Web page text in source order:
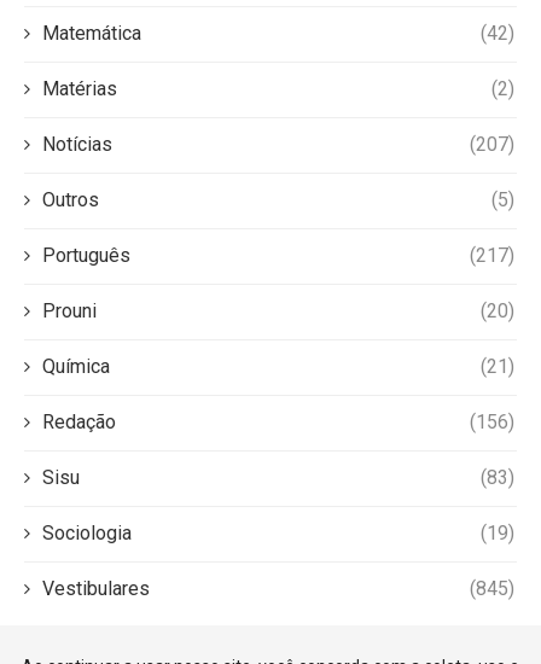
Matemática (42)
Matérias (2)
Notícias (207)
Outros (5)
Português (217)
Prouni (20)
Química (21)
Redação (156)
Sisu (83)
Sociologia (19)
Vestibulares (845)